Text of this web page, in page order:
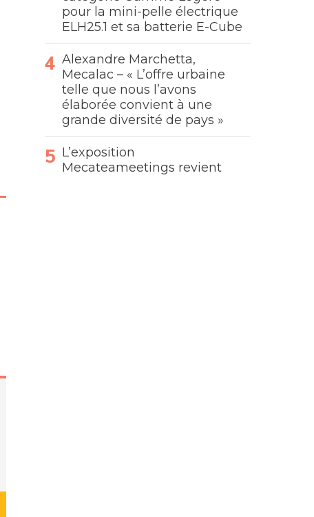
pour la mini-pelle électrique
ELH25.1 et sa batterie E-Cube
Alexandre Marchetta,
Mecalac – « L’offre urbaine
telle que nous l’avons
élaborée convient à une
grande diversité de pays »
L’exposition
Mecateameetings revient